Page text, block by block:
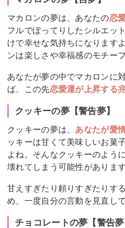
マカロンの夢は、あなたの恋
フルでぽってりしたシルエッ
けで幸せな気持ちになります
ンは楽しさや幸福感のモチー
あなたが夢の中でマカロンに
ば、この先恋愛運が上昇する
クッキーの夢【警告夢】
クッキーの夢は、 あなたが愛
ッキーは甘くて美味しいお菓
よね。そんなクッキーのよう
壊れてしまう可能性があります
甘えすぎたり頼りすぎたりす
め、一度自分の言動を見直し
チョコレートの夢【警告夢